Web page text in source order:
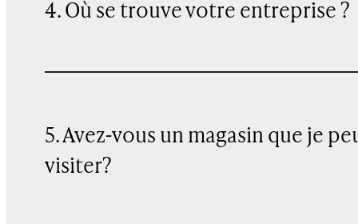
4. Où se trouve votre entreprise ?
5. Avez-vous un magasin que je
visiter?